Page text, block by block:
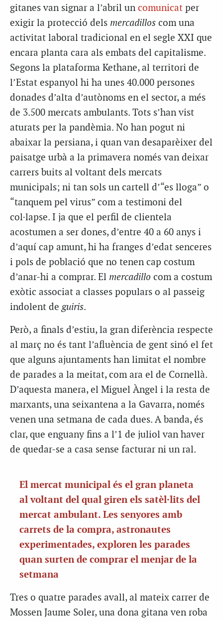
gitanes van signar a l’abril un comunicat per
exigir la protecció dels mercadillos com una
activitat laboral tradicional en el segle XXI que
encara planta cara als embats del capitalisme.
Segons la plataforma Kethane, al territori de
l’Estat espanyol hi ha unes 40.000 persones
donades d’alta d’autònoms en el sector, a més
de 3.500 mercats ambulants. Tots s’han vist
aturats per la pandèmia. No han pogut ni
abaixar la persiana, i quan van desaparèixer del
paisatge urbà a la primavera només van deixar
carrers buits al voltant dels mercats
municipals; ni tan sols un cartell d’“es lloga” o
“tanquem pel virus” com a testimoni del
col·lapse. I ja que el perfil de clientela
acostumen a ser dones, d’entre 40 a 60 anys i
d’aquí cap amunt, hi ha franges d’edat senceres
i pols de població que no tenen cap costum
d’anar-hi a comprar. El mercadillo com a costum
exòtic associat a classes populars o al passeig
indolent deguiris.
Però, a finals d’estiu, la gran diferència respecte
al març no és tant l’afluència de gent sinó el fet
que alguns ajuntaments han limitat el nombre
de parades a la meitat, com ara el de Cornellà.
D’aquesta manera, el Miguel Àngel i la resta de
marxants, una seixantena a la Gavarra, només
venen una setmana de cada dues. A banda, és
clar, que enguany fins a l’1 de juliol van haver
de quedar-se a casa sense facturar ni un ral.
El mercat municipal és el gran planeta
al voltant del qual giren els satèl·lits del
mercat ambulant. Les senyores amb
carrets de la compra, astronautes
experimentades, exploren les parades
quan surten de comprar el menjar de la
setmana
Tres o quatre parades avall, al mateix carrer de
Mossen Jaume Soler, una dona gitana ven roba